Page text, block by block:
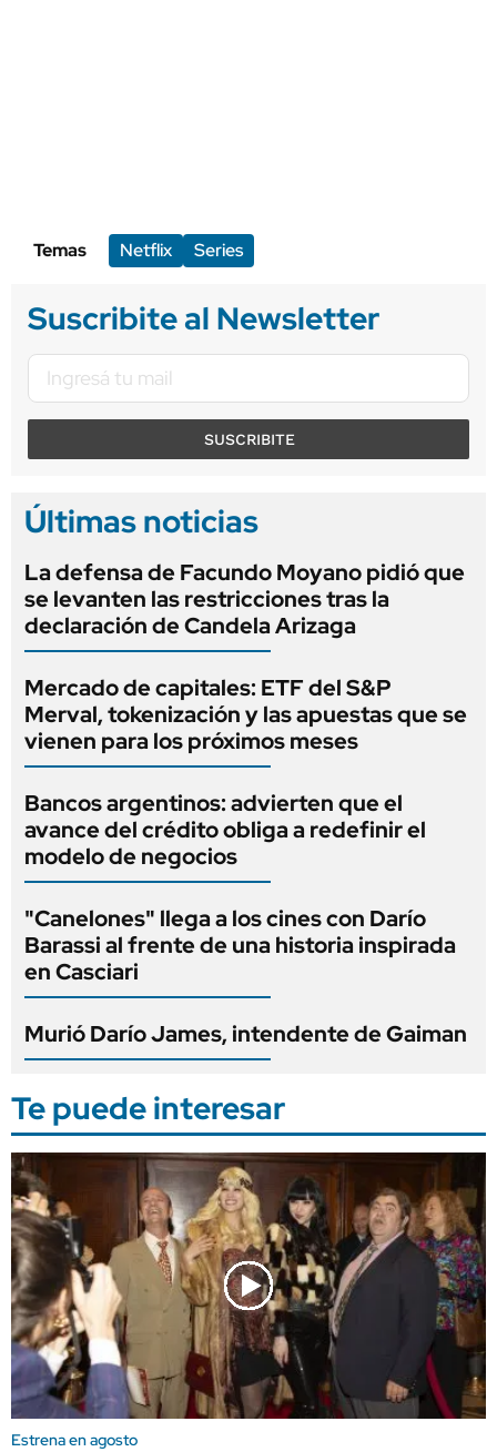
Temas Netflix Series
Suscribite al Newsletter
SUSCRIBITE
Últimas noticias
La defensa de Facundo Moyano pidió que
se levanten las restricciones tras la
declaración de Candela Arizaga
Mercado de capitales: ETF del S&P
Merval, tokenización y las apuestas que se
vienen para los próximos meses
Bancos argentinos: advierten que el
avance del crédito obliga a redefinir el
modelo de negocios
"Canelones" llega a los cines con Darío
Barassi al frente de una historia inspirada
en Casciari
Murió Darío James, intendente de Gaiman
Te puede interesar
Estrena en agosto